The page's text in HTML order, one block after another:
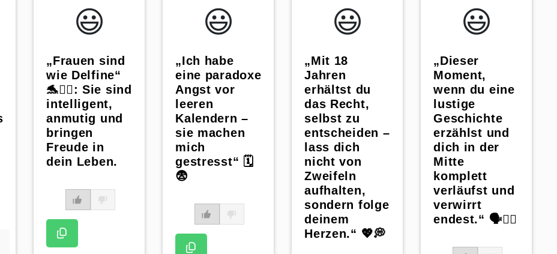
😃️
„Frauen sind
wie Delfine“
🐬🧜‍♀️: Sie sind
intelligent,
anmutig und
bringen
Freude in
dein Leben.
😃️
„Ich habe
eine paradoxe
Angst vor
leeren
Kalendern –
sie machen
mich
gestresst“ 🗓️
😨
😃️
„Mit 18
Jahren
erhältst du
das Recht,
selbst zu
entscheiden –
lass dich
nicht von
Zweifeln
aufhalten,
sondern folge
deinem
Herzen.“ 💖💭
😃️
„Dieser
Moment,
wenn du eine
lustige
Geschichte
erzählst und
dich in der
Mitte
komplett
verläufst und
verwirrt
endest.“ 🗣🤷‍♂️